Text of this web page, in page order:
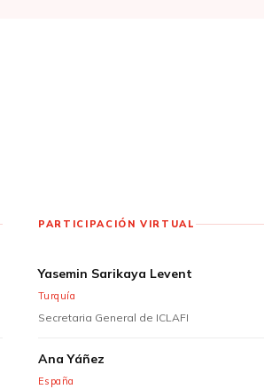
PARTICIPACIÓN VIRTUAL
Yasemin Sarikaya Levent
Turquía
Secretaria General de ICLAFI
Ana Yáñez
España